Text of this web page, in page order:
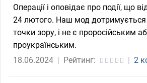
Операції і оповідає про події, що
24 лютого. Наш мод дотримується
точки зору, і не є проросійським
проукраїнським.
18.06.2024 | Рейтинг: | 2